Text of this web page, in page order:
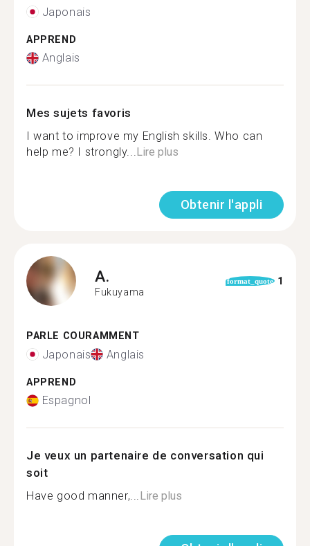
Japonais
APPREND
Anglais
Mes sujets favoris
I want to improve my English skills. Who can
help me? I strongly...Lire plus
Obtenir l'appli
A.
Fukuyama
format_quote 1
PARLE COURAMMENT
Japonais Anglais
APPREND
Espagnol
Je veux un partenaire de conversation qui
soit
Have good manner,...Lire plus